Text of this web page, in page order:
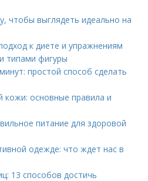
чтобы выглядеть идеально на
к диете и упражнениям
типами фигуры
простой способ сделать
кожи: основные правила и
питание для здоровой
одежде: что ждет нас в
13 способов достичь